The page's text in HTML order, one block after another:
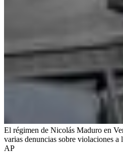
El régimen de Nicolás Maduro en
varias denuncias sobre violaciones a
AP